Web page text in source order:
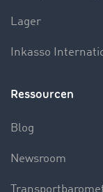
Lager
Inkasso
Ressourcen
Blog
Newsroom